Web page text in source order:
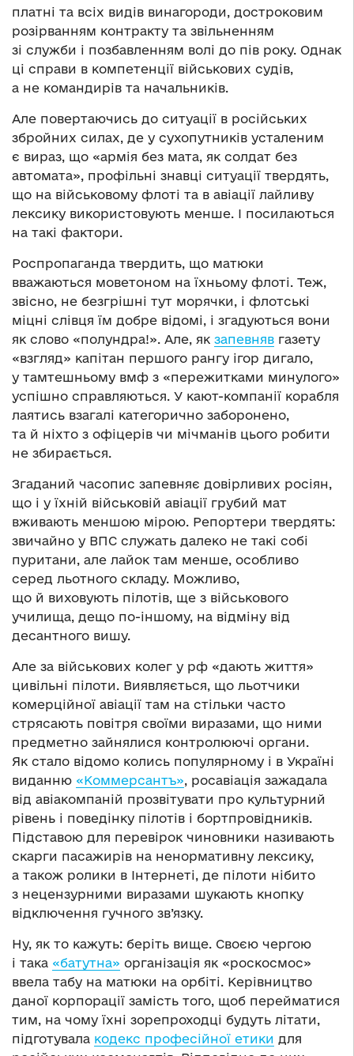
платні та всіх видів винагороди, достроковим
розірванням контракту та звільненням
зі служби і позбавленням волі до пів року. Однак
ці справи в компетенції військових судів,
а не командирів та начальників.
Але повертаючись до ситуації в російських
збройних силах, де у сухопутників усталеним
є вираз, що «армія без мата, як солдат без
автомата», профільні знавці ситуації твердять,
що на військовому флоті та в авіації лайливу
лексику використовують менше. І посилаються
на такі фактори.
Роспропаганда твердить, що матюки
вважаються моветоном на їхньому флоті. Теж,
звісно, не безгрішні тут морячки, і флотські
міцні слівця їм добре відомі, і згадуються вони
як слово «полундра!». Але, як запевняв газету
«взгляд» капітан першого рангу ігор дигало,
у тамтешньому вмф з «пережитками минулого»
успішно справляються. У кают-компанії корабля
лаятись взагалі категорично заборонено,
та й ніхто з офіцерів чи мічманів цього робити
не збирається.
Згаданий часопис запевняє довірливих росіян,
що і у їхній військовій авіації грубий мат
вживають меншою мірою. Репортери твердять:
звичайно у ВПС служать далеко не такі собі
пуритани, але лайок там менше, особливо
серед льотного складу. Можливо,
що й виховують пілотів, ще з військового
училища, дещо по-іншому, на відміну від
десантного вишу.
Але за військових колег у рф «дають життя»
цивільні пілоти. Виявляється, що льотчики
комерційної авіації там на стільки часто
стрясають повітря своїми виразами, що ними
предметно зайнялися контролюючі органи.
Як стало відомо колись популярному і в Україні
виданню «Коммерсантъ», росавіація зажадала
від авіакомпаній прозвітувати про культурний
рівень і поведінку пілотів і бортпровідників.
Підставою для перевірок чиновники називають
скарги пасажирів на ненормативну лексику,
а також ролики в Інтернеті, де пілоти нібито
з нецензурними виразами шукають кнопку
відключення гучного зв’язку.
Ну, як то кажуть: беріть вище. Своєю чергою
і така «батутна» організація як «роскосмос»
ввела табу на матюки на орбіті. Керівництво
даної корпорації замість того, щоб перейматися
тим, на чому їхні зорепроходці будуть літати,
підготувала кодекс професійної етики для